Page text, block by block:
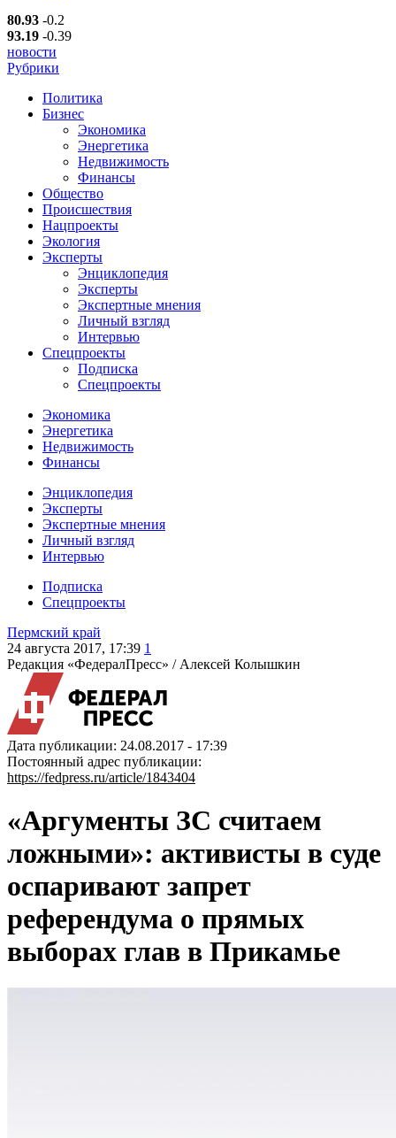
80.93 -0.2
93.19 -0.39
новости
Рубрики
Политика
Бизнес
Экономика
Энергетика
Недвижимость
Финансы
Общество
Происшествия
Нацпроекты
Экология
Эксперты
Энциклопедия
Эксперты
Экспертные мнения
Личный взгляд
Интервью
Спецпроекты
Подписка
Спецпроекты
Экономика
Энергетика
Недвижимость
Финансы
Энциклопедия
Эксперты
Экспертные мнения
Личный взгляд
Интервью
Подписка
Спецпроекты
Пермский край
24 августа 2017, 17:39 1
Редакция «ФедералПресс» / Алексей Колышкин
Дата публикации: 24.08.2017 - 17:39
Постоянный адрес публикации:
https://fedpress.ru/article/1843404
«Аргументы ЗС считаем
ложными»: активисты в суде
оспаривают запрет
референдума о прямых
выборах глав в Прикамье